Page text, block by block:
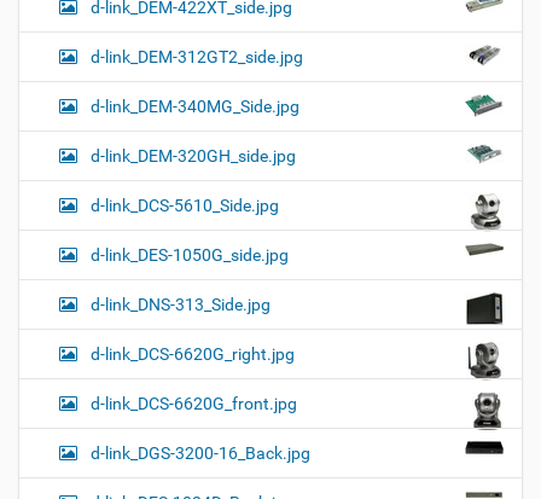
d-link_DEM-422XT_side.jpg
d-link_DEM-312GT2_side.jpg
d-link_DEM-340MG_Side.jpg
d-link_DEM-320GH_side.jpg
d-link_DCS-5610_Side.jpg
d-link_DES-1050G_side.jpg
d-link_DNS-313_Side.jpg
d-link_DCS-6620G_right.jpg
d-link_DCS-6620G_front.jpg
d-link_DGS-3200-16_Back.jpg